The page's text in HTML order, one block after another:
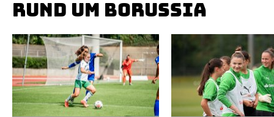
RUND UM BORUSSIA